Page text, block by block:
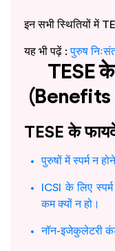
इन सभी स्थितियों में
यह भी पढ़ें :पुरुष
TESE
(Benefits
TESE के
पुरुषों में स्पर्म न
ICSI के लिए
कम क्यों न हो।
नॉन-इजेकुलेटरी